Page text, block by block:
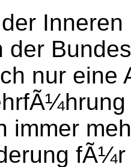
der
nur eine
immer